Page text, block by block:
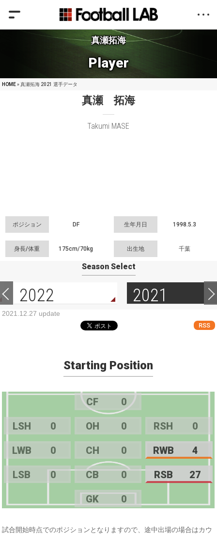
真瀬拓海
Player
HOME» 真瀬拓海 2021 選手データ
真瀬 拓海
Takumi MASE
ポジション DF 生年月日 1998.5.3
身長/体重 175cm/70kg 出生地 千葉
Season Select
2022 2021
2021.12.27 update
RSS
Starting Position
CF 0
LSH 0 OH 0 RSH 0
LWB 0 CH 0 RWB 4
LSB 0 CB 0 RSB 27
GK 0
試合開始時点でのポジションとなりますので、途中出場の場合はカウ